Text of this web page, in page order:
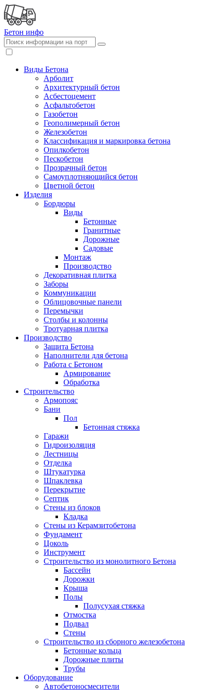
Бетон инфо
Виды Бетона
Арболит
Архитектурный бетон
Асбестоцемент
Асфальтобетон
Газобетон
Геополимерный бетон
Железобетон
Классификация и маркировка бетона
Опилкобетон
Пескобетон
Прозрачный бетон
Самоуплотняющийся бетон
Цветной бетон
Изделия
Бордюры
Виды
Бетонные
Гранитные
Дорожные
Садовые
Монтаж
Производство
Декоративная плитка
Заборы
Коммуникации
Облицовочные панели
Перемычки
Столбы и колонны
Тротуарная плитка
Производство
Защита Бетона
Наполнители для бетона
Работа с Бетоном
Армирование
Обработка
Строительство
Армопояс
Бани
Пол
Бетонная стяжка
Гаражи
Гидроизоляция
Лестницы
Отделка
Штукатурка
Шпаклевка
Перекрытие
Септик
Стены из блоков
Кладка
Стены из Керамзитобетона
Фундамент
Цоколь
Инструмент
Строительство из монолитного Бетона
Бассейн
Дорожки
Крыша
Полы
Полусухая стяжка
Отмостка
Подвал
Стены
Строительство из сборного железобетона
Бетонные кольца
Дорожные плиты
Трубы
Оборудование
Автобетоносмесители